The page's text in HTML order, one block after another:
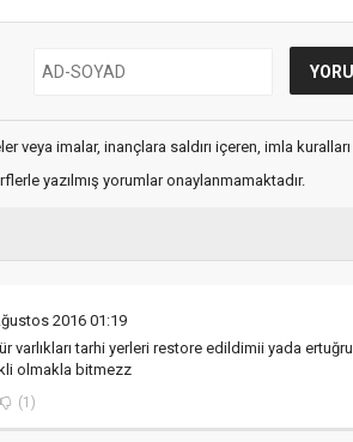
veya imalar, inançlara saldırı içeren, imla
yazılmış yorumlar onaylanmamaktadır.
2016 01:19
varlıkları tarhi yerleri restore edildimii yada ertuğrul
olmakla bitmezz
(1)